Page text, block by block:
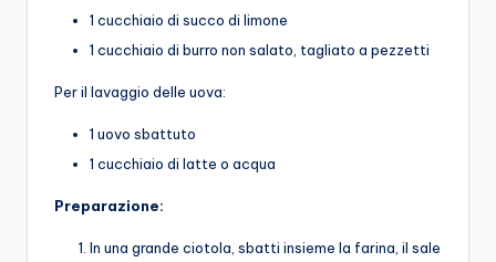
1 cucchiaio di succo di limone
1 cucchiaio di burro non salato, tagliato a pezzetti
Per il lavaggio delle uova:
1 uovo sbattuto
1 cucchiaio di latte o acqua
Preparazione:
In una grande ciotola, sbatti insieme la farina, il sale